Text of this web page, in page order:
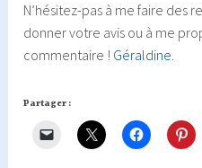
N’hésitez-pas à me faire des
donner votre avis ou à me
commentaire ! Géraldine.
Partager :